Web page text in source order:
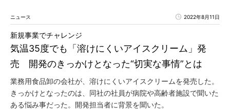
ニュース 2022年8月11日
気温35度でも「溶けにくいアイスクリーム」発
売 開発のきっかけとなった“切実な事情”とは
新規事業でチャレンジ
業務用食品卸の会社が、溶けにくいアイスクリームを発売した。
きっかけとなったのは、同社の社員が病院や高齢者施設で聞いた
ある悩み事だった。開発担当者に背景を聞いた。